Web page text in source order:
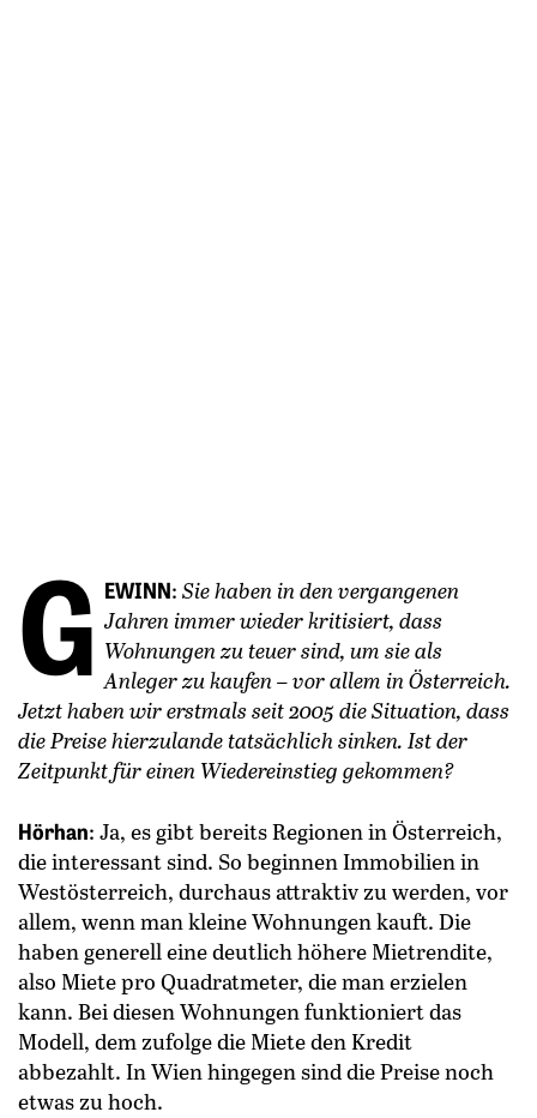
G EWINN: Sie haben in den vergangenen
Jahren immer wieder kritisiert, dass
Wohnungen zu teuer sind, um sie als
Anleger zu kaufen – vor allem in Österreich.
Jetzt haben wir erstmals seit 2005 die Situation, dass
die Preise hierzulande tatsächlich sinken. Ist der
Zeitpunkt für einen Wiedereinstieg gekommen?
Hörhan: Ja, es gibt bereits Regionen in Österreich,
die interessant sind. So beginnen Immobilien in
Westösterreich, durchaus attraktiv zu werden, vor
­allem, wenn man kleine Wohnungen kauft. Die
haben generell eine deutlich höhere Mietrendite,
also Miete pro Quadratmeter, die man erzielen
kann. Bei diesen Wohnungen funktioniert das
Modell, dem zufolge die Miete den Kredit
abbezahlt. In Wien hingegen sind die Preise noch
etwas zu hoch.